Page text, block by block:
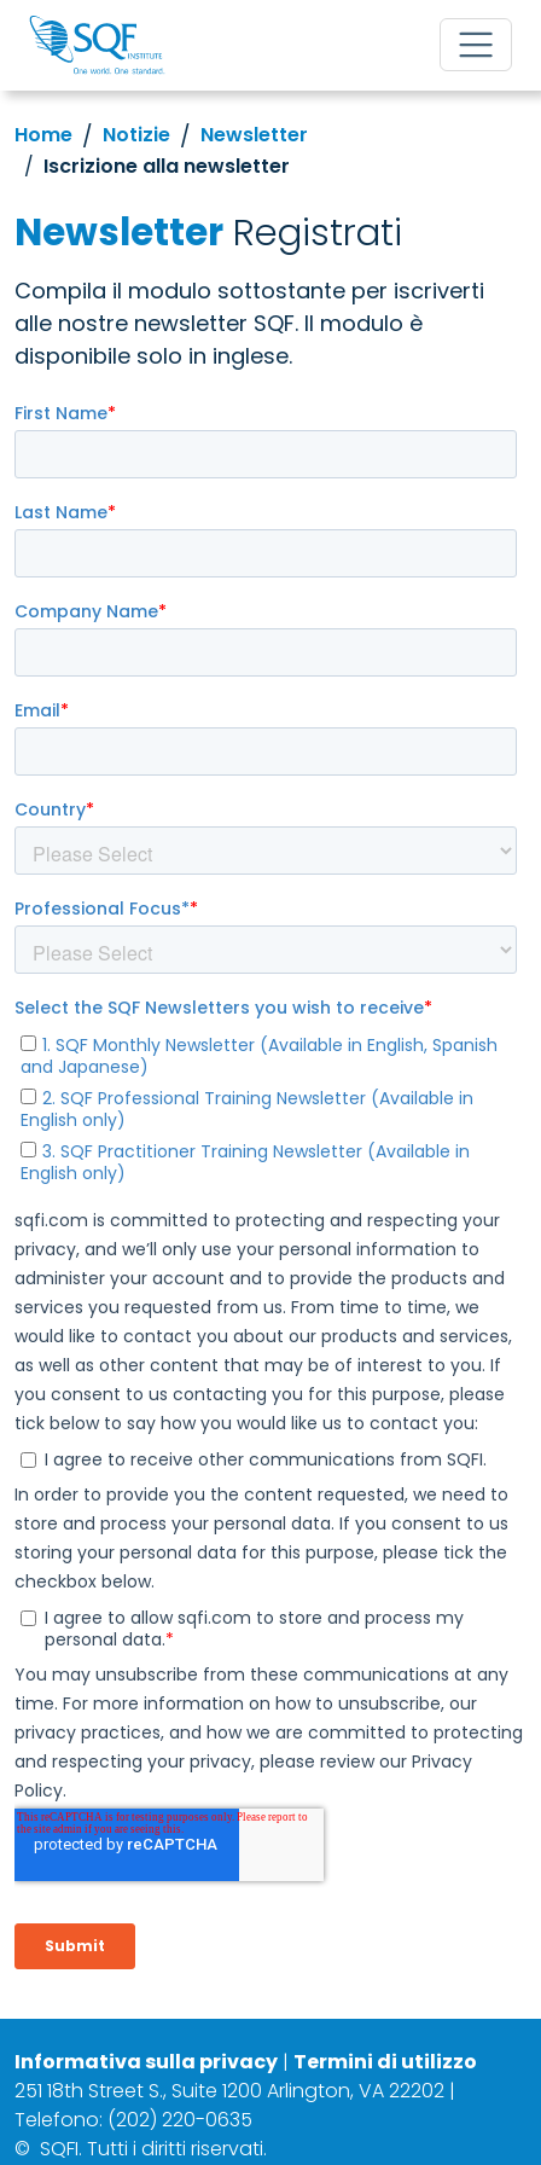
Home Notizie
Newsletter
Iscrizione alla newsletter
Newsletter Registrati
Compila il modulo sottostante per iscriverti
alle nostre newsletter SQF. Il modulo è
disponibile solo in inglese.
Informativa sulla privacy | Termini di utilizzo
251 18th Street S., Suite 1200 Arlington, VA 22202 |
Telefono: (202) 220-0635
© SQFI. Tutti i diritti riservati.